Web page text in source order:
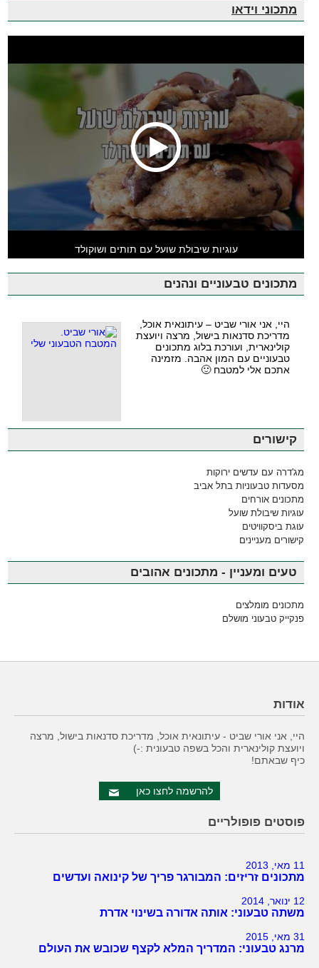
מתכוני וידאו
עוגיות שיבולת שועל עם תותים ושוקולד
מתכונים טבעוניים ונהנים
היי, אני אורי שביט – עיתונאית אוכל,
מדריכת סדנאות בישול, מרצה ויועצת
קולינארית, ועורכת בלוג מתכונים
טבעוניים עם המון אהבה. מזמינה
אתכם אלי למטבח 🙂
קישורים
מג'דרה עם עדשים ירוקות
מסעדות טבעוניות בתל אביב
מתכונים אורחים
עוגיות שיבולת שועל
עוגת ביסקוויטים
קישורים מעניינים
טעים ומעניין - מתכונים אהובים
מתכונים מומלצים
פנקייק טבעוני מושלם
אודות
היי, אני אורי שביט - עיתונאית אוכל, מדריכת סדנאות בישול, מרצה
ויועצת קולינארית והכל בשפה טבעונית :-)
כיף שבאתם!
להרשמה לחצו כאן
פוסטים פופולריים
11 מאי, 2013
מתכונים זריזים: המבורגר פריך של קינואה ועדשים
12 ינואר, 2014
משתה טבעוני: אותה אדורה בשינוי אדרת
31 מאי, 2015
מרנג טבעוני: המדריך המלא לקצף שכובש את העולם